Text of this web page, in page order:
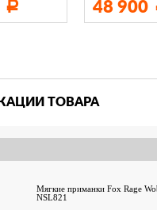
Р 48 900
ТОВАРА
Мягкие приманки Fox Rage
NSL821